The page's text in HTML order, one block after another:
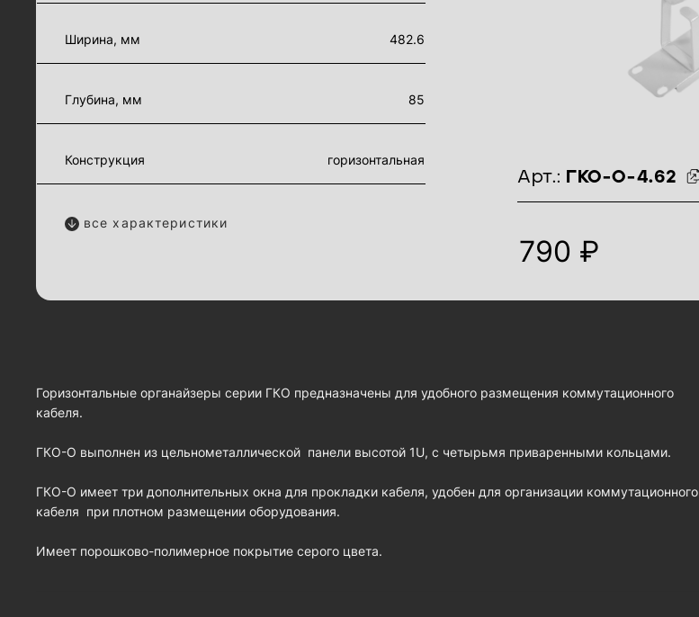
идентификаторы товара
Арт.: ГКО-О-4.62
790 ₽
Ширина, мм 482.6
Глубина, мм 85
Конструкция горизонтальная
все характеристики
Горизонтальные органайзеры серии ГКО предназначены для удобного размещения коммутационного
кабеля.
ГКО-О выполнен из цельнометаллической панели высотой 1U, с четырьмя приваренными кольцами.
ГКО-О имеет три дополнительных окна для прокладки кабеля, удобен для организации коммутационного
кабеля при плотном размещении оборудования.
Имеет порошково-полимерное покрытие серого цвета.